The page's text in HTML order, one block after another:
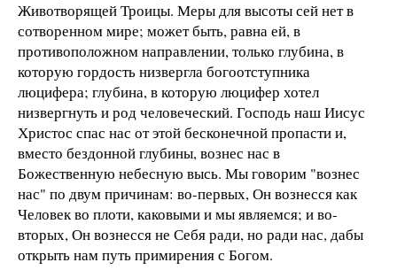
Животворящей Троицы. Меры для высоты сей нет в
сотворенном мире; может быть, равна ей, в
противоположном направлении, только глубина, в
которую гордость низвергла богоотступника
люцифера; глубина, в которую люцифер хотел
низвергнуть и род человеческий. Господь наш Иисус
Христос спас нас от этой бесконечной пропасти и,
вместо бездонной глубины, вознес нас в
Божественную небесную высь. Мы говорим "вознес
нас" по двум причинам: во-первых, Он вознесся как
Человек во плоти, каковыми и мы являемся; и во-
вторых, Он вознесся не Себя ради, но ради нас, дабы
открыть нам путь примирения с Богом.